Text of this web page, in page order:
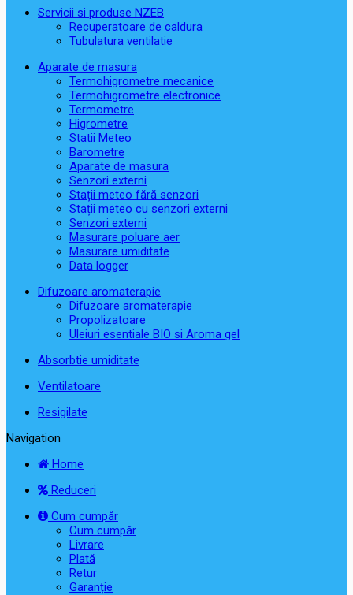
Servicii si produse NZEB
Recuperatoare de caldura
Tubulatura ventilatie
Aparate de masura
Termohigrometre mecanice
Termohigrometre electronice
Termometre
Higrometre
Statii Meteo
Barometre
Aparate de masura
Senzori externi
Stații meteo fără senzori
Stații meteo cu senzori externi
Senzori externi
Masurare poluare aer
Masurare umiditate
Data logger
Difuzoare aromaterapie
Difuzoare aromaterapie
Propolizatoare
Uleiuri esentiale BIO si Aroma gel
Absorbtie umiditate
Ventilatoare
Resigilate
Navigation
Home
Reduceri
Cum cumpăr
Cum cumpăr
Livrare
Plată
Retur
Garanție